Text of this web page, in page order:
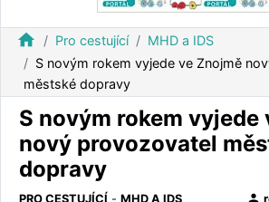
home Pro cestující
MHD a IDS
S novým rokem vyjede ve Znojmě
městské dopravy
S novým rokem vyjede
nový provozovatel
dopravy
PRO CESTUJÍCÍ - MHD A IDS person